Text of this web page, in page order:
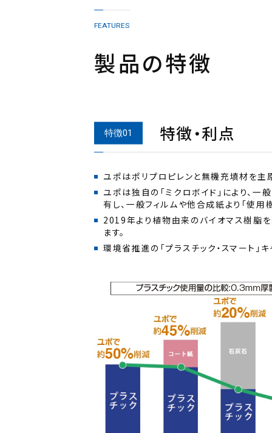
FEATURES
製品の特徴
特徴・利点
ユポは独自の「ミクロボイド」により、一
2019年より植物由来のバイオマス樹脂
環境省推進の「プラスチック・スマート」